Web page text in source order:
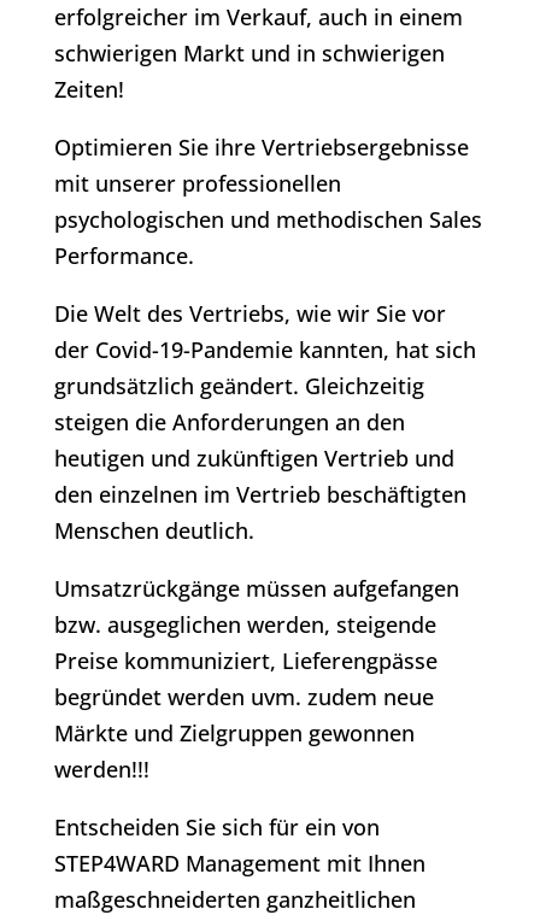
erfolgreicher im Verkauf, auch in einem
schwierigen Markt und in schwierigen
Zeiten!
Optimieren Sie ihre Vertriebsergebnisse
mit unserer professionellen
psychologischen und methodischen Sales
Performance.
Die Welt des Vertriebs, wie wir Sie vor
der Covid-19-Pandemie kannten, hat sich
grundsätzlich geändert. Gleichzeitig
steigen die Anforderungen an den
heutigen und zukünftigen Vertrieb und
den einzelnen im Vertrieb beschäftigten
Menschen deutlich.
Umsatzrückgänge müssen aufgefangen
bzw. ausgeglichen werden, steigende
Preise kommuniziert, Lieferengpässe
begründet werden uvm. zudem neue
Märkte und Zielgruppen gewonnen
werden!!!
Entscheiden Sie sich für ein von
STEP4WARD Management mit Ihnen
maßgeschneiderten ganzheitlichen